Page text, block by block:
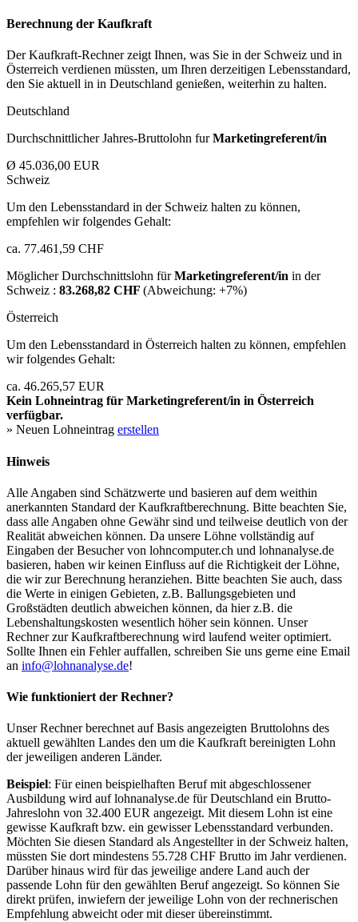
Berechnung der Kaufkraft
Der Kaufkraft-Rechner zeigt Ihnen, was Sie in der Schweiz und in
Österreich verdienen müssten, um Ihren derzeitigen Lebensstandard,
den Sie aktuell in in Deutschland genießen, weiterhin zu halten.
Deutschland
Durchschnittlicher Jahres-Bruttolohn furMarketingreferent/in
Ø 45.036,00 EUR
Schweiz
Um den Lebensstandard in der Schweiz halten zu können,
empfehlen wir folgendes Gehalt:
ca. 77.461,59 CHF
Möglicher Durchschnittslohn fürMarketingreferent/in in der
Schweiz : 83.268,82 CHF (Abweichung: +7%)
Österreich
Um den Lebensstandard in Österreich halten zu können, empfehlen
wir folgendes Gehalt:
ca. 46.265,57 EUR
Kein Lohneintrag für Marketingreferent/in in Österreich
verfügbar.
» Neuen Lohneintrag erstellen
Hinweis
Alle Angaben sind Schätzwerte und basieren auf dem weithin
anerkannten Standard der Kaufkraftberechnung. Bitte beachten Sie,
dass alle Angaben ohne Gewähr sind und teilweise deutlich von der
Realität abweichen können. Da unsere Löhne vollständig auf
Eingaben der Besucher von lohncomputer.ch und lohnanalyse.de
basieren, haben wir keinen Einfluss auf die Richtigkeit der Löhne,
die wir zur Berechnung heranziehen. Bitte beachten Sie auch, dass
die Werte in einigen Gebieten, z.B. Ballungsgebieten und
Großstädten deutlich abweichen können, da hier z.B. die
Lebenshaltungskosten wesentlich höher sein können. Unser
Rechner zur Kaufkraftberechnung wird laufend weiter optimiert.
Sollte Ihnen ein Fehler auffallen, schreiben Sie uns gerne eine Email
an info@lohnanalyse.de!
Wie funktioniert der Rechner?
Unser Rechner berechnet auf Basis angezeigten Bruttolohns des
aktuell gewählten Landes den um die Kaufkraft bereinigten Lohn
der jeweiligen anderen Länder.
Beispiel: Für einen beispielhaften Beruf mit abgeschlossener
Ausbildung wird auf lohnanalyse.de für Deutschland ein Brutto-
Jahreslohn von 32.400 EUR angezeigt. Mit diesem Lohn ist eine
gewisse Kaufkraft bzw. ein gewisser Lebensstandard verbunden.
Möchten Sie diesen Standard als Angestellter in der Schweiz halten,
müssten Sie dort mindestens 55.728 CHF Brutto im Jahr verdienen.
Darüber hinaus wird für das jeweilige andere Land auch der
passende Lohn für den gewählten Beruf angezeigt. So können Sie
direkt prüfen, inwiefern der jeweilige Lohn von der rechnerischen
Empfehlung abweicht oder mit dieser übereinstimmt.